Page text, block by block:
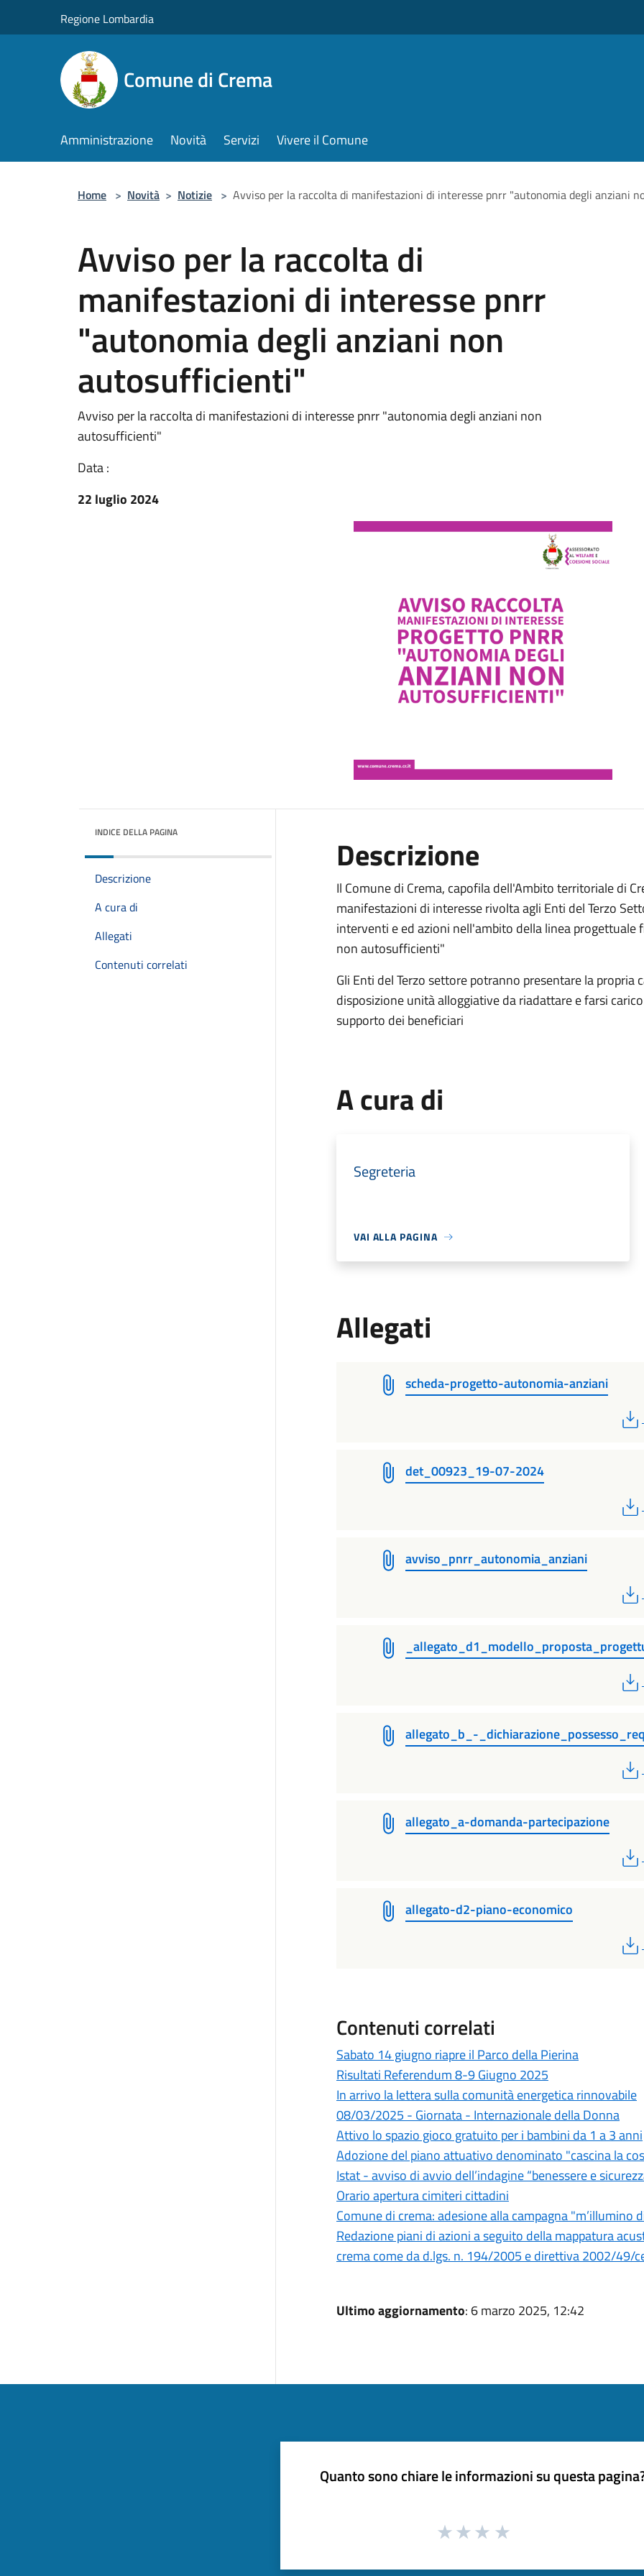
Regione Lombardia
Comune di Crema
Amministrazione Novità Servizi Vivere il Comune
Home > Novità > Notizie > Avviso per la raccolta di manifestazioni di interesse pnrr "autonomia degli anziani
Avviso per la raccolta di
manifestazioni di interesse pnrr
"autonomia degli anziani non
autosufficienti"
Avviso per la raccolta di manifestazioni di interesse pnrr "autonomia degli anziani non
autosufficienti"
Data :
22 luglio 2024
INDICE DELLA PAGINA
Descrizione
A cura di
Allegati
Contenuti correlati
Descrizione
Il Comune di Crema, capofila dell'Ambito territoriale di
manifestazioni di interesse rivolta agli Enti del Terzo
interventi e ed azioni nell'ambito della linea progettuale
non autosufficienti"
Gli Enti del Terzo settore potranno presentare la
disposizione unità alloggiative da riadattare e farsi
supporto dei beneficiari
A cura di
Segreteria
VAI ALLA PAGINA
Allegati
scheda-progetto-autonomia-anziani
det_00923_19-07-2024
avviso_pnrr_autonomia_anziani
allegato_b_-
allegato_a-domanda-partecipazione
allegato-d2-piano-economico
Contenuti correlati
Sabato 14 giugno riapre il Parco della Pierina
Risultati Referendum 8-9 Giugno 2025
In arrivo la lettera sulla comunità energetica rinnovabile
08/03/2025 - Giornata - Internazionale della Donna
Attivo lo spazio gioco gratuito per i bambini da 1 a 3 anni
Adozione del piano attuativo denominato "cascina la
Istat - avviso di avvio dell’indagine “benessere e
Orario apertura cimiteri cittadini
Comune di crema: adesione alla campagna "m’illumino
Redazione piani di azioni a seguito della mappatura
crema come da d.lgs. n. 194/2005 e direttiva 2002/49/
Ultimo aggiornamento: 6 marzo 2025, 12:42
Quanto sono chiare le informazioni su questa